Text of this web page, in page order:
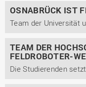
OSNABRÜCK IST
TEAM DER
FELDROBOTER-